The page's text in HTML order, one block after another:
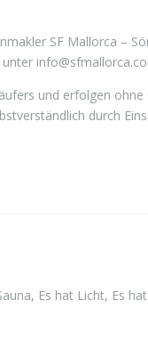
SF Mallorca –
und erfolgen ohne
durch
Es hat Licht, Es